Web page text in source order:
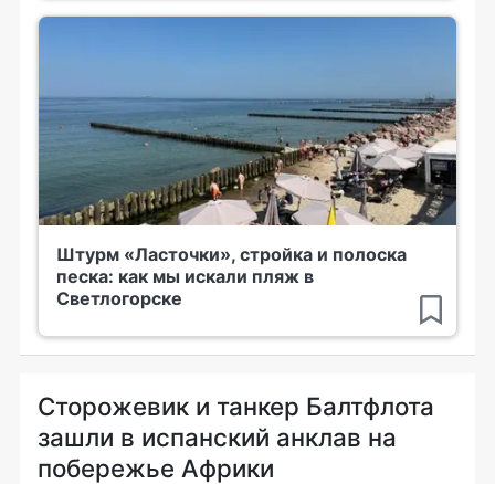
Штурм «Ласточки», стройка и полоска
песка: как мы искали пляж в
Светлогорске
Сторожевик и танкер Балтфлота
зашли в испанский анклав на
побережье Африки